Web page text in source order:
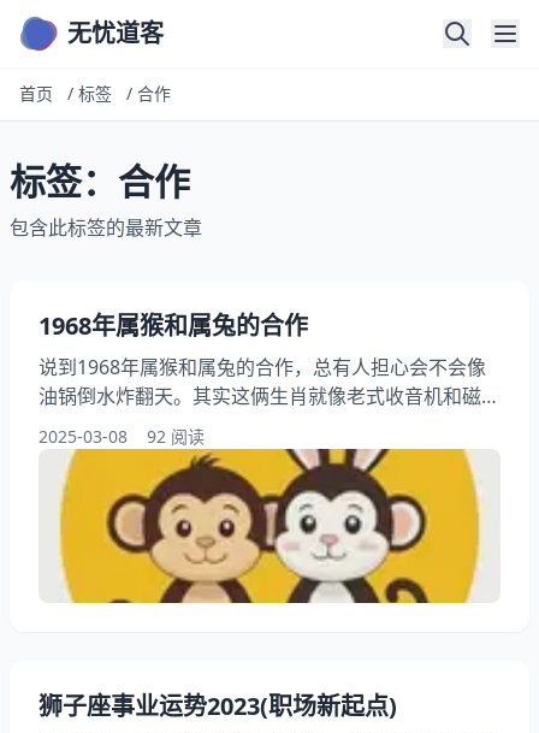
无忧道客
首页 / 标签 / 合作
标签：合作
包含此标签的最新文章
1968年属猴和属兔的合作
说到1968年属猴和属兔的合作，总有人担心会不会像
油锅倒水炸翻天。其实这俩生肖就像老式收音机和磁带
，调对了频率能出好声音。我这些年整理过不少案例，
发现关键得看双方怎么磨合。 猴兔合作要点导读：
一、猴急兔稳怎么搭？ 二、哪些雷区不能踩 三、二十
年观察实录 四、矛盾转化三板斧 五、十年搭档保鲜术
猴急兔稳怎么搭？ 属猴的做事像开碰碰车 ，横冲直撞
但总能找到出口。有位做装修的读者，68年猴
2025-03-08 92 阅读
狮子座事业运势2023(职场新起点)